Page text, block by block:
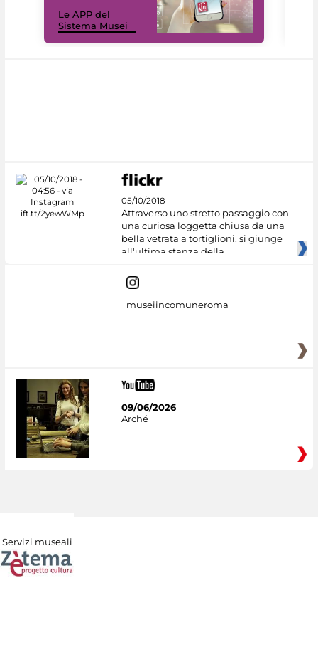
Le APP del
Sistema Musei
05/10/2018
Attraverso uno stretto passaggio con
una curiosa loggetta chiusa da una
bella vetrata a tortiglioni, si giunge
all'ultima stanza della
museiincomuneroma
09/06/2026
Arché
Servizi museali